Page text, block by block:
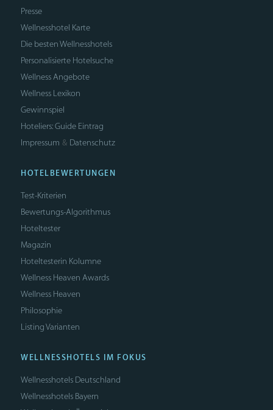
Presse
Wellnesshotel Karte
Die besten Wellnesshotels
Personalisierte Hotelsuche
Wellness Angebote
Wellness Lexikon
Gewinnspiel
Hoteliers: Guide Eintrag
Impressum & Datenschutz
HOTELBEWERTUNGEN
Test-Kriterien
Bewertungs-Algorithmus
Hoteltester
Magazin
Hoteltesterin Kolumne
Wellness Heaven Awards
Wellness Heaven
Philosophie
Listing Varianten
WELLNESSHOTELS IM FOKUS
Wellnesshotels Deutschland
Wellnesshotels Bayern